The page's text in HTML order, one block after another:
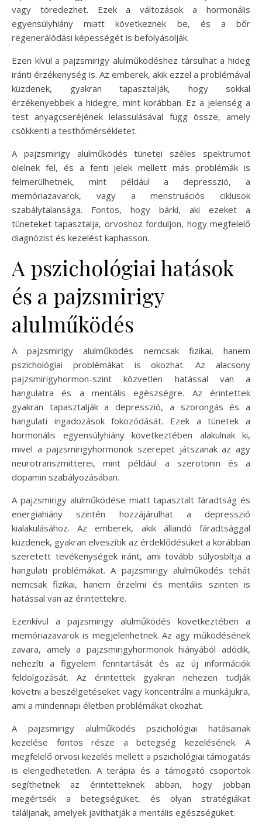
vagy töredezhet. Ezek a változások a hormonális
egyensúlyhiány miatt következnek be, és a bőr
regenerálódási képességét is befolyásolják.
Ezen kívül a pajzsmirigy alulműködéshez társulhat a hideg
iránti érzékenység is. Az emberek, akik ezzel a problémával
küzdenek, gyakran tapasztalják, hogy sokkal
érzékenyebbek a hidegre, mint korábban. Ez a jelenség a
test anyagcseréjének lelassulásával függ össze, amely
csökkenti a testhőmérsékletet.
A pajzsmirigy alulműködés tünetei széles spektrumot
ölelnek fel, és a fenti jelek mellett más problémák is
felmerülhetnek, mint például a depresszió, a
memóriazavarok, vagy a menstruációs ciklusok
szabálytalansága. Fontos, hogy bárki, aki ezeket a
tüneteket tapasztalja, orvoshoz forduljon, hogy megfelelő
diagnózist és kezelést kaphasson.
A pszichológiai hatások
és a pajzsmirigy
alulműködés
A pajzsmirigy alulműködés nemcsak fizikai, hanem
pszichológiai problémákat is okozhat. Az alacsony
pajzsmirigyhormon-szint közvetlen hatással van a
hangulatra és a mentális egészségre. Az érintettek
gyakran tapasztalják a depresszió, a szorongás és a
hangulati ingadozások fokozódását. Ezek a tünetek a
hormonális egyensúlyhiány következtében alakulnak ki,
mivel a pajzsmirigyhormonok szerepet játszanak az agy
neurotranszmitterei, mint például a szerotonin és a
dopamin szabályozásában.
A pajzsmirigy alulműködése miatt tapasztalt fáradtság és
energiahiány szintén hozzájárulhat a depresszió
kialakulásához. Az emberek, akik állandó fáradtsággal
küzdenek, gyakran elveszítik az érdeklődésüket a korábban
szeretett tevékenységek iránt, ami tovább súlyosbítja a
hangulati problémákat. A pajzsmirigy alulműködés tehát
nemcsak fizikai, hanem érzelmi és mentális szinten is
hatással van az érintettekre.
Ezenkívül a pajzsmirigy alulműködés következtében a
memóriazavarok is megjelenhetnek. Az agy működésének
zavara, amely a pajzsmirigyhormonok hiányából adódik,
nehezíti a figyelem fenntartását és az új információk
feldolgozását. Az érintettek gyakran nehezen tudják
követni a beszélgetéseket vagy koncentrálni a munkájukra,
ami a mindennapi életben problémákat okozhat.
A pajzsmirigy alulműködés pszichológiai hatásainak
kezelése fontos része a betegség kezelésének. A
megfelelő orvosi kezelés mellett a pszichológiai támogatás
is elengedhetetlen. A terápia és a támogató csoportok
segíthetnek az érintetteknek abban, hogy jobban
megértsék a betegségüket, és olyan stratégiákat
találjanak, amelyek javíthatják a mentális egészségüket.